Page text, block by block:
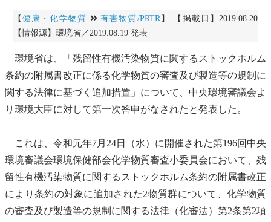
【 健康・化学物質 有害物質/PRTR 】 【掲載日】2019.08.20
【情報源】環境省／2019.08.19 発表
環境省は、「 残留性有機汚染物質に関するストックホルム
条約の附属書改正に係る化学物質の審査及び製造等の規制に
関する法律に基づく追加措置」について、 中央環境審議会よ
り環境大臣に対して第一次答申がなされたと発表した。
これは、令和元年7月24日（水）に開催された第196回 中央
環境審議会環境保健部会化学物質審査小委員会において、 残
留性有機汚染物質に関するストックホルム条約の附属書改正
により条約の対象に追加された2物質群について、化学物質
の審査及び製造等の規制に関する法律 （化審法）第2条第2項